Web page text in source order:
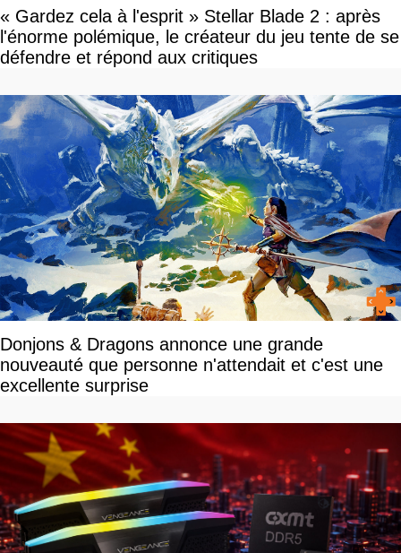
« Gardez cela à l'esprit » Stellar Blade 2 : après
l'énorme polémique, le créateur du jeu tente de se
défendre et répond aux critiques
Donjons & Dragons annonce une grande
nouveauté que personne n'attendait et c'est une
excellente surprise